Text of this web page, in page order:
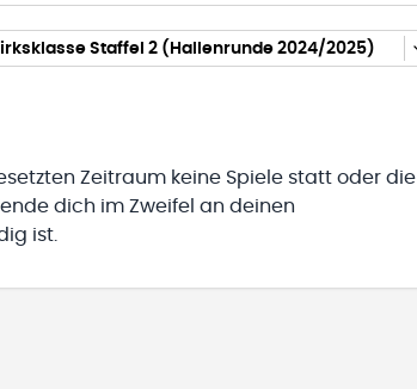
Staffel 2 (Hallenrunde 2024/2025)
Zeitraum keine Spiele statt oder die
dich im Zweifel an deinen
ist.